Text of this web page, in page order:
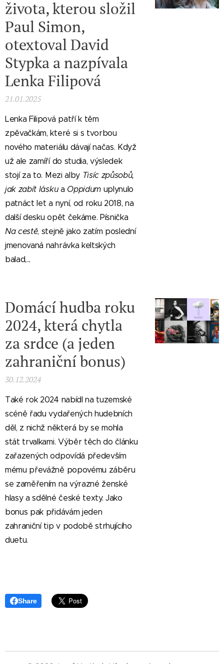
života, kterou složil
Paul Simon,
otextoval David
Stypka a nazpívala
Lenka Filipová
21.01.2025
Lenka Filipová patří k těm
zpěvačkám, které si s tvorbou
nového materiálu dávají načas. Když
už ale zamíří do studia, výsledek
stojí za to. Mezi alby Tisíc způsobů,
jak zabít láskua Oppidum uplynulo
patnáct let a nyní, od roku 2018, na
další desku opět čekáme. Písnička
Na cestě, stejně jako zatím poslední
jmenovaná nahrávka keltských
balad,...
Domácí hudba roku
2024, která chytla
za srdce (a jeden
zahraniční bonus)
30.12.2024
Také rok 2024 nabídl na tuzemské
scéně řadu vydařených hudebních
děl, z nichž některá by se mohla
stát trvalkami. Výběr těch do článku
zařazených odpovídá především
mému převážně popovému záběru
se zaměřením na výrazné ženské
hlasy a sdělné české texty. Jako
bonus pak přidávám jeden
zahraniční tip v podobě strhujícího
duetu.
Share